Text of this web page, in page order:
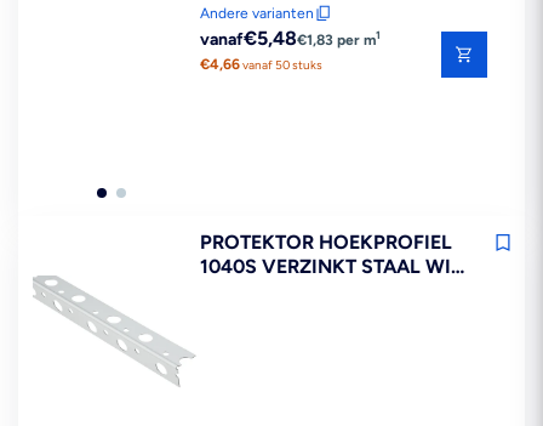
Andere varianten
Reguliere
prijs
vanaf€5,48€1,83 per m1
€4,66vanaf 50 stuks
PROTEKTOR HOEKPROFIEL
1040S VERZINKT STAAL WIT